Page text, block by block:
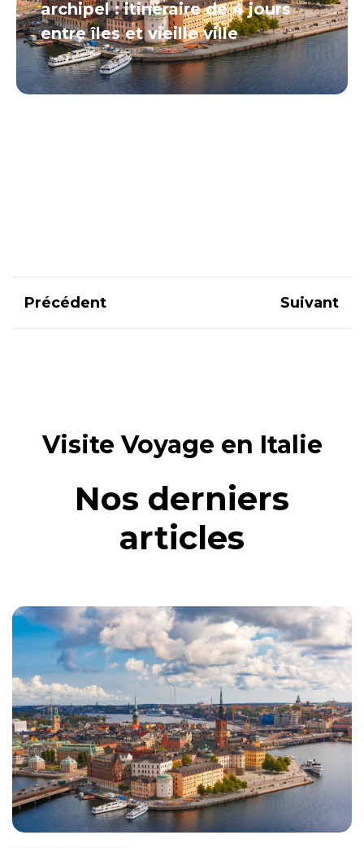
archipel : itinéraire de 4 jours
entre îles et vieille ville
Précédent Suivant
Visite Voyage en Italie
Nos derniers
articles